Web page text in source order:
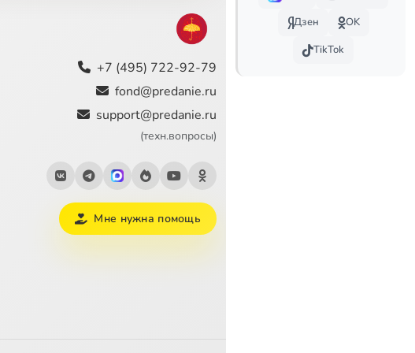
2:05
3:19
3:21
3:26
3:46
+7 (495) 722-92-79
fond@predanie.ru
support@predanie.ru
(техн.вопросы)
Мне нужна помощь
Дзен
OK
TikTok